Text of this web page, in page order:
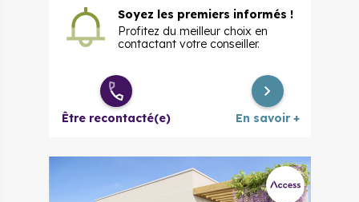
Soyez les premiers informés !
Profitez du meilleur choix en
contactant votre conseiller.
Être recontacté(e) En savoir +